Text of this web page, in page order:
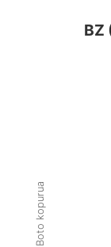
Boto kopurua
BZ